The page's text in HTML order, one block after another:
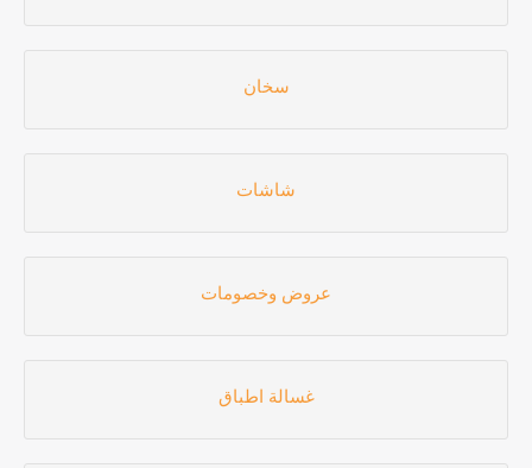
سخان
شاشات
عروض وخصومات
غسالة اطباق